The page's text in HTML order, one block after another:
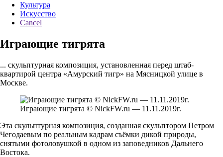
Культура
Искусство
Cancel
Играющие тигрята
... скульптурная композиция, установленная перед штаб-
квартирой центра «Амурский тигр» на Мясницкой улице в
Москве.
Играющие тигрята © NickFW.ru — 11.11.2019г.
Эта скульптурная композиция, созданная скульптором Петром
Чегодаевым по реальным кадрам съёмки дикой природы,
снятыми фотоловушкой в одном из заповедников Дальнего
Востока.